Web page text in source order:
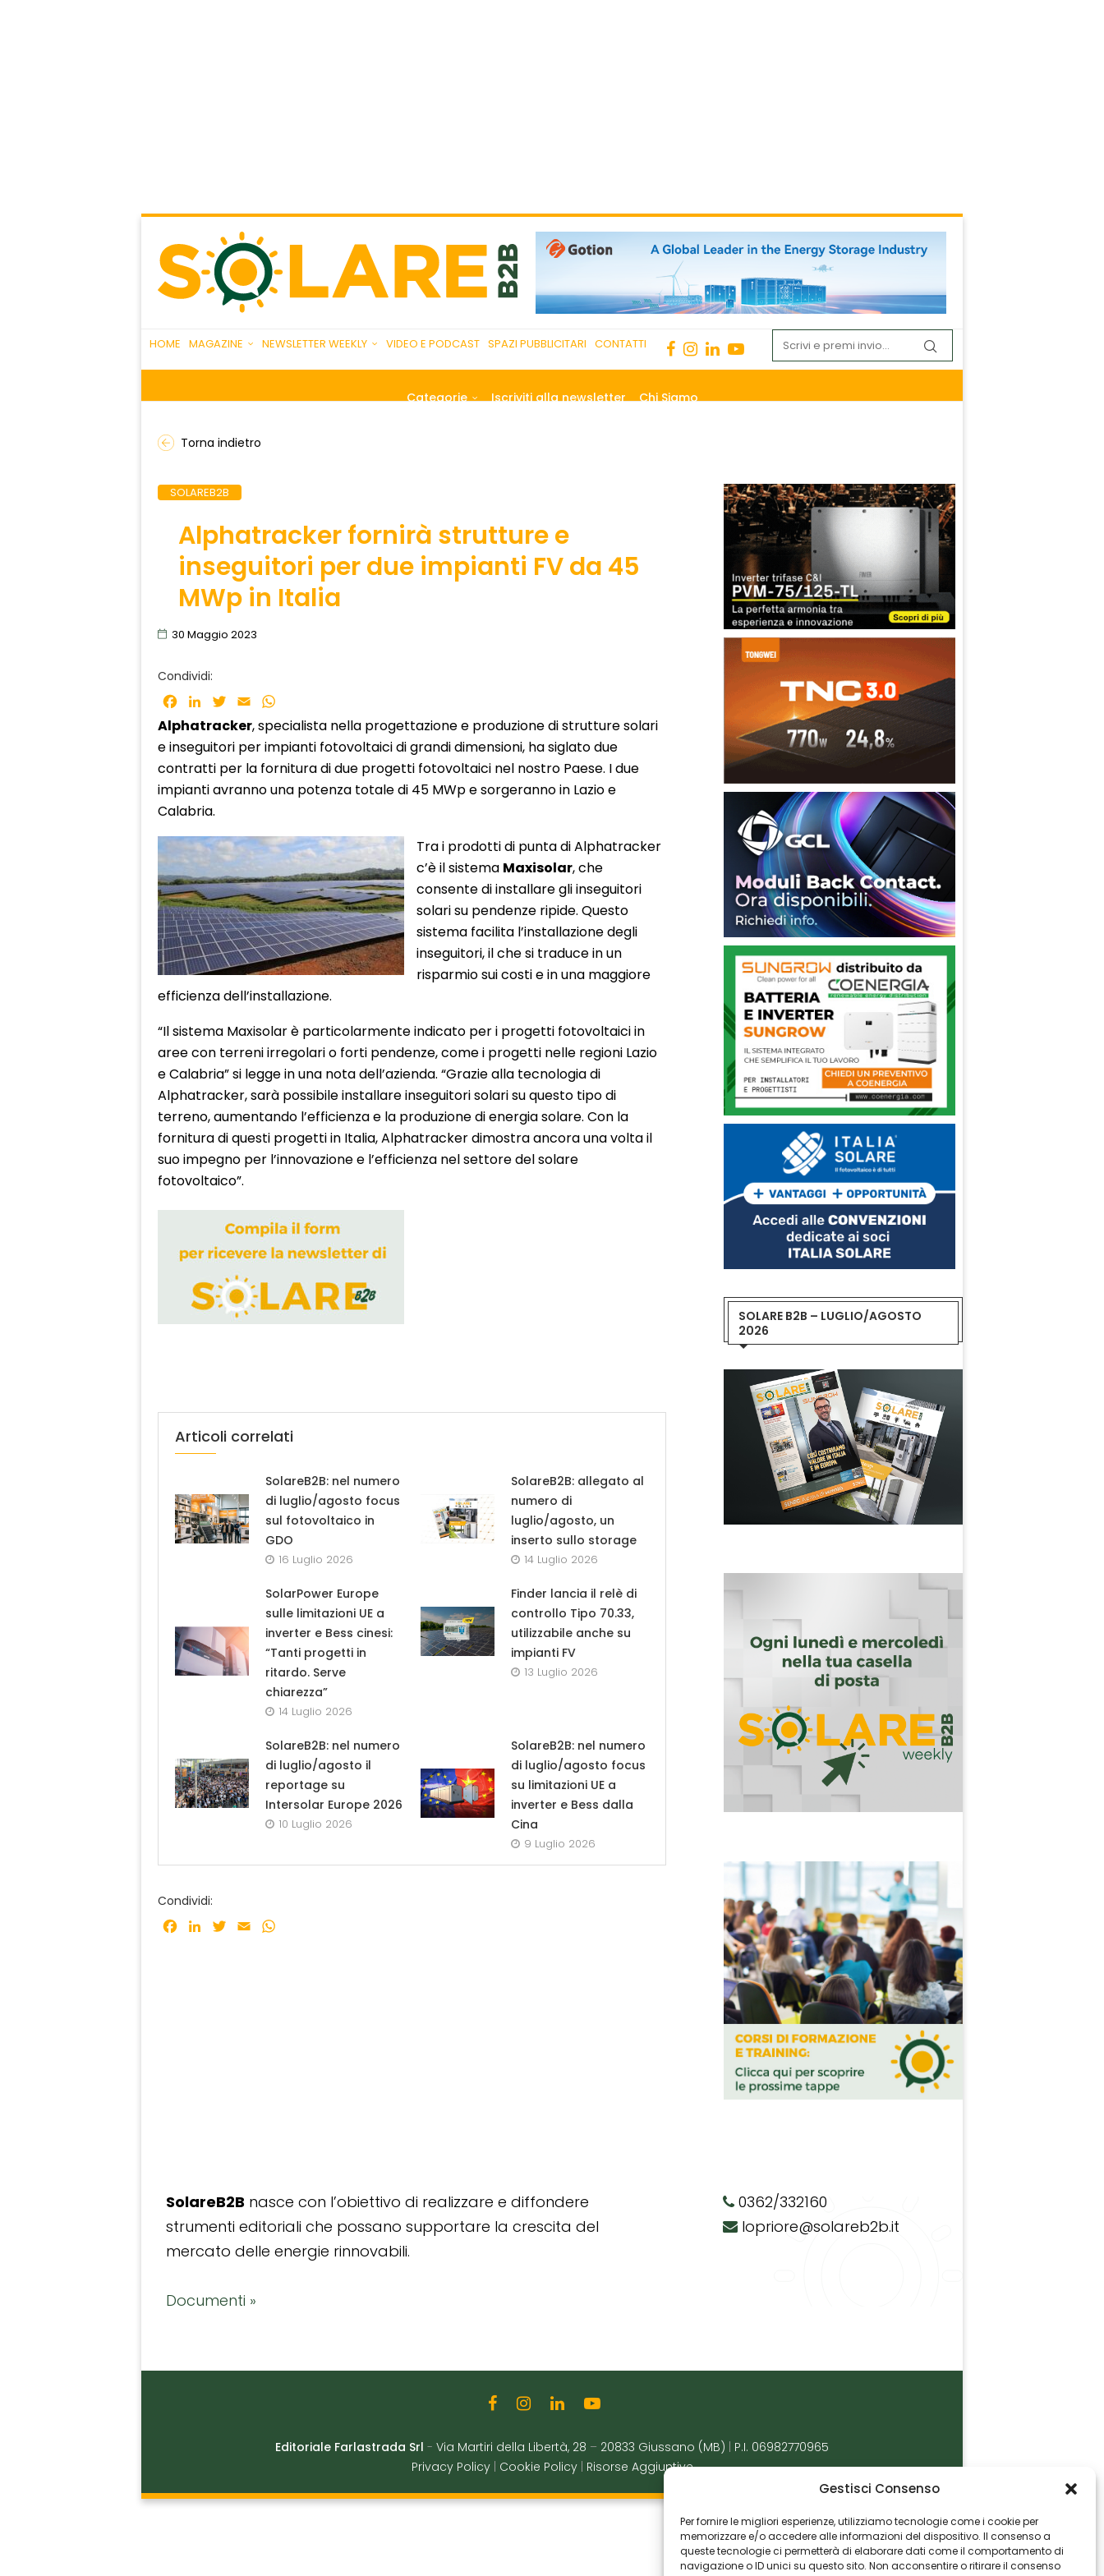
Gestisci Consenso
Per fornire le migliori esperienze, utilizziamo tecnologie come i cookie per
memorizzare e/o accedere alle informazioni del dispositivo. Il consenso a
queste tecnologie ci permetterà di elaborare dati come il comportamento di
navigazione o ID unici su questo sito. Non acconsentire o ritirare il consenso
HOME MAGAZINE NEWSLETTER WEEKLY VIDEO E PODCAST SPAZI PUBBLICITARI CONTATTI
Categorie Iscriviti alla newsletter Chi Siamo
Torna indietro
SOLAREB2B
Alphatracker fornirà strutture e
inseguitori per due impianti FV da 45
MWp in Italia
30 Maggio 2023
Condividi:
Facebook
LinkedInTwitter
Email
Alphatracker, specialista nella progettazione e produzione di strutture solari
e inseguitori per impianti fotovoltaici di grandi dimensioni, ha siglato due
contratti per la fornitura di due progetti fotovoltaici nel nostro Paese. I due
impianti avranno una potenza totale di 45 MWp e sorgeranno in Lazio e
Calabria.
Tra i prodotti di punta di Alphatracker
c’è il sistema Maxisolar, che
consente di installare gli inseguitori
solari su pendenze ripide. Questo
sistema facilita l’installazione degli
inseguitori, il che si traduce in un
risparmio sui costi e in una maggiore
efficienza dell’installazione.
“Il sistema Maxisolar è particolarmente indicato per i progetti fotovoltaici in
aree con terreni irregolari o forti pendenze, come i progetti nelle regioni Lazio
e Calabria” si legge in una nota dell’azienda. “Grazie alla tecnologia di
Alphatracker, sarà possibile installare inseguitori solari su questo tipo di
terreno, aumentando l’efficienza e la produzione di energia solare. Con la
fornitura di questi progetti in Italia, Alphatracker dimostra ancora una volta il
suo impegno per l’innovazione e l’efficienza nel settore del solare
fotovoltaico”.
Articoli correlati
SolareB2B: nel numero
di luglio/agosto focus
sul fotovoltaico in
GDO
16 Luglio 2026
SolareB2B: allegato al
numero di
luglio/agosto, un
inserto sullo storage
14 Luglio 2026
SolarPower Europe
sulle limitazioni UE a
inverter e Bess cinesi:
“Tanti progetti in
ritardo. Serve
chiarezza”
14 Luglio 2026
Finder lancia il relè di
controllo Tipo 70.33,
utilizzabile anche su
impianti FV
13 Luglio 2026
SolareB2B: nel numero
di luglio/agosto il
reportage su
Intersolar Europe 2026
10 Luglio 2026
SolareB2B: nel numero
di luglio/agosto focus
su limitazioni UE a
inverter e Bess dalla
Cina
9 Luglio 2026
Condividi:
Facebook
LinkedInTwitter
Email
SOLARE B2B – LUGLIO/AGOSTO
2026
SolareB2B nasce con l’obiettivo di realizzare e diffondere
strumenti editoriali che possano supportare la crescita del
mercato delle energie rinnovabili.
Documenti »
0362/332160
lopriore@solareb2b.it
Editoriale Farlastrada Srl - Via Martiri della Libertà, 28 – 20833 Giussano (MB)
P.I. 06982770965
Privacy Policy
Cookie Policy Risorse Aggiuntive